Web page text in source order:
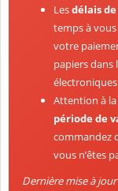
Lesdélais
temps à
votre
papiers dans
Attention à
période de
commandez
vous n’êtes
Dernière mise à jour